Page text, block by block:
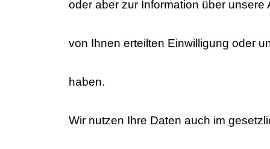
oder aber zur Information über
von Ihnen erteilten Einwilligung oder
haben.
Wir nutzen Ihre Daten auch im